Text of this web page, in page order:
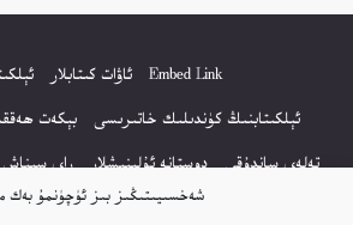
شەخسىيىتىڭىز بىز ئۈچۈنمۇ بەك
Embed Link ئاۋات كىتابلار
ئېلكىتابنىڭ كۈندىلىك خاتىرىسى
بېكەت
تەلەي ساندۇقى
دوستانە ئۇلىنىشلار راي سىناش
كۆپ سورالغان سۇئاللار
كىتاب تىزىملىكى